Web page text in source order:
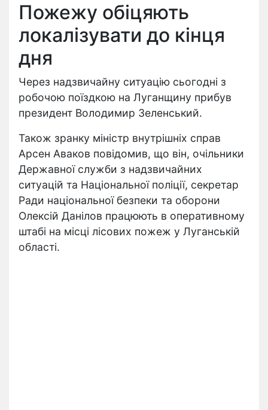
Пожежу обіцяють
локалізувати до кінця
дня
Через надзвичайну ситуацію сьогодні з
робочою поїздкою на Луганщину прибув
президент Володимир Зеленський.
Також зранку міністр внутрішніх справ
Арсен Аваков повідомив, що він, очільники
Державної служби з надзвичайних
ситуацій та Національної поліції, секретар
Ради національної безпеки та оборони
Олексій Данілов працюють в оперативному
штабі на місці лісових пожеж у Луганській
області.